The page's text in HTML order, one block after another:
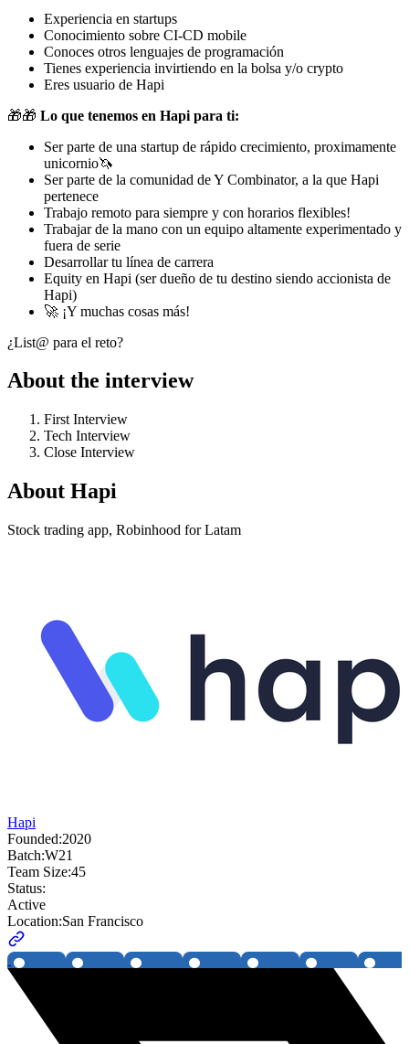
Experiencia en startups
Conocimiento sobre CI-CD mobile
Conoces otros lenguajes de programación
Tienes experiencia invirtiendo en la bolsa y/o crypto
Eres usuario de Hapi
🎁🎁 Lo que tenemos en Hapi para ti:
Ser parte de una startup de rápido crecimiento, proximamente
unicornio🦄
Ser parte de la comunidad de Y Combinator, a la que Hapi
pertenece
Trabajo remoto para siempre y con horarios flexibles!
Trabajar de la mano con un equipo altamente experimentado y
fuera de serie
Desarrollar tu línea de carrera
Equity en Hapi (ser dueño de tu destino siendo accionista de
Hapi)
🚀 ¡Y muchas cosas más!
¿List@ para el reto?
About the interview
First Interview
Tech Interview
Close Interview
About Hapi
Stock trading app, Robinhood for Latam
Hapi
Founded:2020
Batch:W21
Team Size:45
Status:
Active
Location:San Francisco